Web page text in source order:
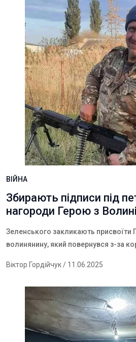
ВІЙНА
Збирають підписи під
нагороди Герою з Волині
Зеленського закликають присвоїти
волинянину, який повернувся з-за
Віктор Гордійчук/ 11.06.2025